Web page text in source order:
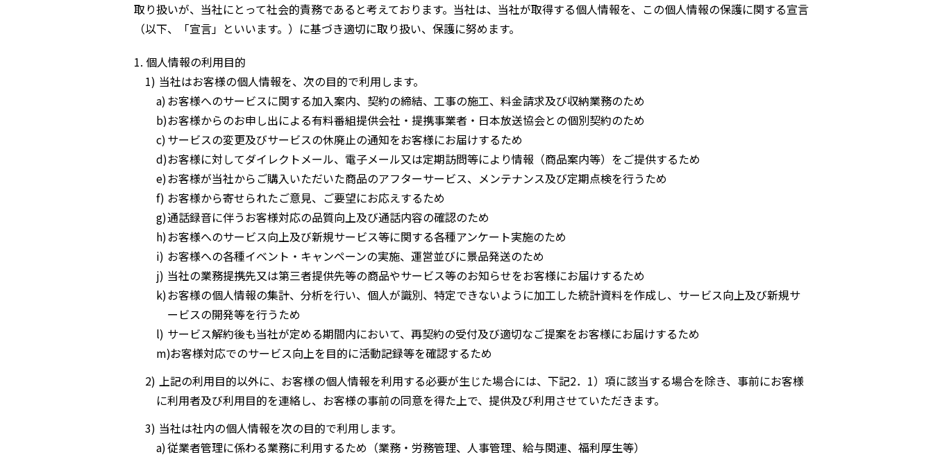
取り扱いが、当社にとって社会的責務であると考えております。当社は、当社が取得する個人情報を、この個人情報の保護に関する宣言
（以下、「宣言」といいます。）に基づき適切に取り扱い、保護に努めます。
個人情報の利用目的
当社はお客様の個人情報を、次の目的で利用します。
お客様へのサービスに関する加入案内、契約の締結、工事の施工、料金請求及び収納業務のため
お客様からのお申し出による有料番組提供会社・提携事業者・日本放送協会との個別契約のため
サービスの変更及びサービスの休廃止の通知をお客様にお届けするため
お客様に対してダイレクトメール、電子メール又は定期訪問等により情報（商品案内等）をご提供するため
お客様が当社からご購入いただいた商品のアフターサービス、メンテナンス及び定期点検を行うため
お客様から寄せられたご意見、ご要望にお応えするため
通話録音に伴うお客様対応の品質向上及び通話内容の確認のため
お客様へのサービス向上及び新規サービス等に関する各種アンケート実施のため
お客様への各種イベント・キャンペーンの実施、運営並びに景品発送のため
当社の業務提携先又は第三者提供先等の商品やサービス等のお知らせをお客様にお届けするため
お客様の個人情報の集計、分析を行い、個人が識別、特定できないように加工した統計資料を作成し、サービス向上及び新規サ
ービスの開発等を行うため
サービス解約後も当社が定める期間内において、再契約の受付及び適切なご提案をお客様にお届けするため
お客様対応でのサービス向上を目的に活動記録等を確認するため
上記の利用目的以外に、お客様の個人情報を利用する必要が生じた場合には、下記2．1）項に該当する場合を除き、事前にお客様
に利用者及び利用目的を連絡し、お客様の事前の同意を得た上で、提供及び利用させていただきます。
当社は社内の個人情報を次の目的で利用します。
従業者管理に係わる業務に利用するため（業務・労務管理、人事管理、給与関連、福利厚生等）